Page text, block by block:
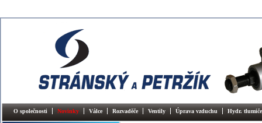
O společnosti Novinky Válce Rozvaděče Ventily Úprava vzduchu Hydr.